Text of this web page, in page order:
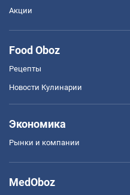
Акции
Food Oboz
Рецепты
Новости Кулинарии
Экономика
Рынки и компании
MedOboz